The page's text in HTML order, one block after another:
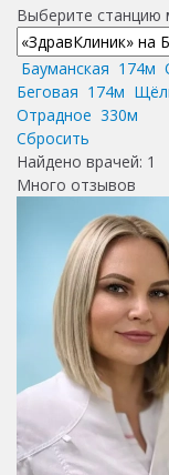
Выберите станцию
Бауманская 174м
Беговая 174м
Отрадное 330м
Сбросить
Найдено врачей: 1
Много отзывов